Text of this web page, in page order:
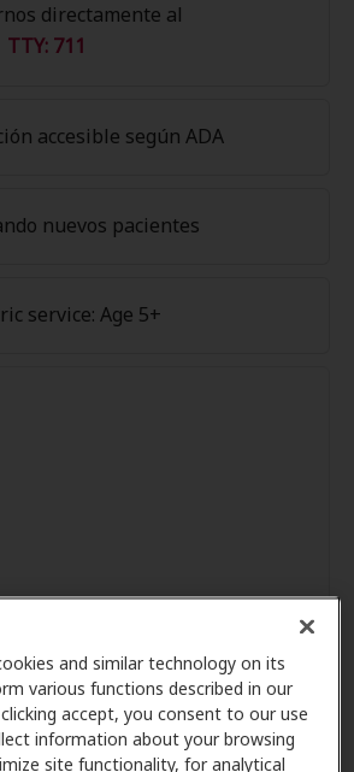
and similar technology on its
various functions described in our
accept, you consent to our use
information about your browsing
site functionality, for analytical
directamente al
711
accesible según ADA
nuevos pacientes
service: Age 5+